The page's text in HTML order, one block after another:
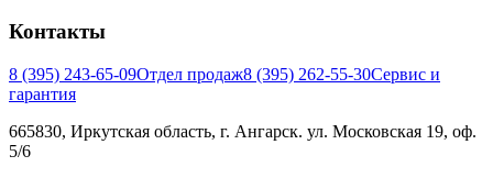
Контакты
8 (395) 243-65-09Отдел продаж8 (395) 262-55-30Сервис и
гарантия
665830, Иркутская область, г. Ангарск. ул. Московская 19, оф.
5/6